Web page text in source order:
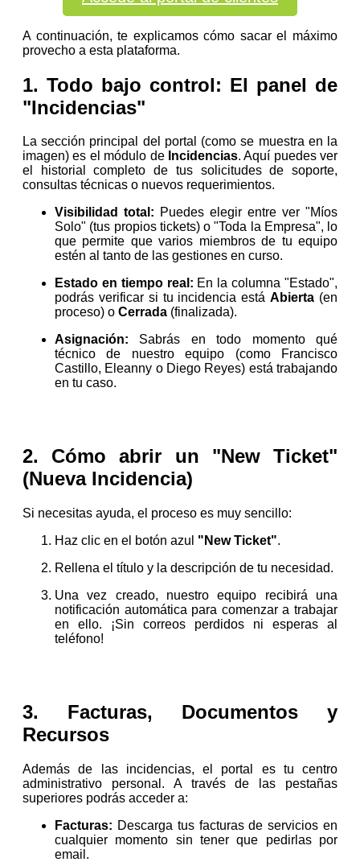
A continuación, te explicamos cómo sacar el máximo
provecho a esta plataforma.
1. Todo bajo control: El panel de
"Incidencias"
La sección principal del portal (como se muestra en la
imagen) es el módulo de Incidencias. Aquí puedes ver
el historial completo de tus solicitudes de soporte,
consultas técnicas o nuevos requerimientos.
Visibilidad total: Puedes elegir entre ver "Míos
Solo" (tus propios tickets) o "Toda la Empresa", lo
que permite que varios miembros de tu equipo
estén al tanto de las gestiones en curso.
Estado en tiempo real: En la columna "Estado",
podrás verificar si tu incidencia estáAbierta (en
proceso) o Cerrada (finalizada).
Asignación: Sabrás en todo momento qué
técnico de nuestro equipo (como Francisco
Castillo, Eleanny o Diego Reyes) está trabajando
en tu caso.
2. Cómo abrir un "New Ticket"
(Nueva Incidencia)
Si necesitas ayuda, el proceso es muy sencillo:
Haz clic en el botón azul "New Ticket".
Rellena el título y la descripción de tu necesidad.
Una vez creado, nuestro equipo recibirá una
notificación automática para comenzar a trabajar
en ello. ¡Sin correos perdidos ni esperas al
teléfono!
3. Facturas, Documentos y
Recursos
Además de las incidencias, el portal es tu centro
administrativo personal. A través de las pestañas
superiores podrás acceder a:
Facturas: Descarga tus facturas de servicios en
cualquier momento sin tener que pedirlas por
email.